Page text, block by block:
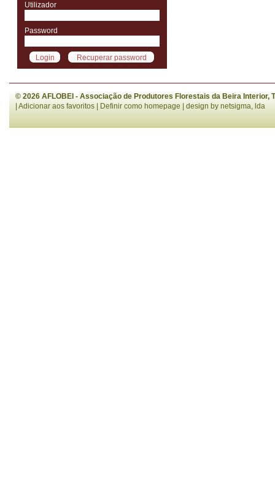
Utilizador
Password
© 2026 AFLOBEI - Associação de Produtores Florestais da Beira Interior,
Adicionar aos favoritos Definir como homepage | design by netsigma, lda